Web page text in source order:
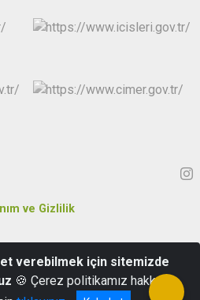
ve Gizlilik
/Kırklareli
214 51 55
verebilmek için sitemizde
🍪 Çerez politikamız hakkında